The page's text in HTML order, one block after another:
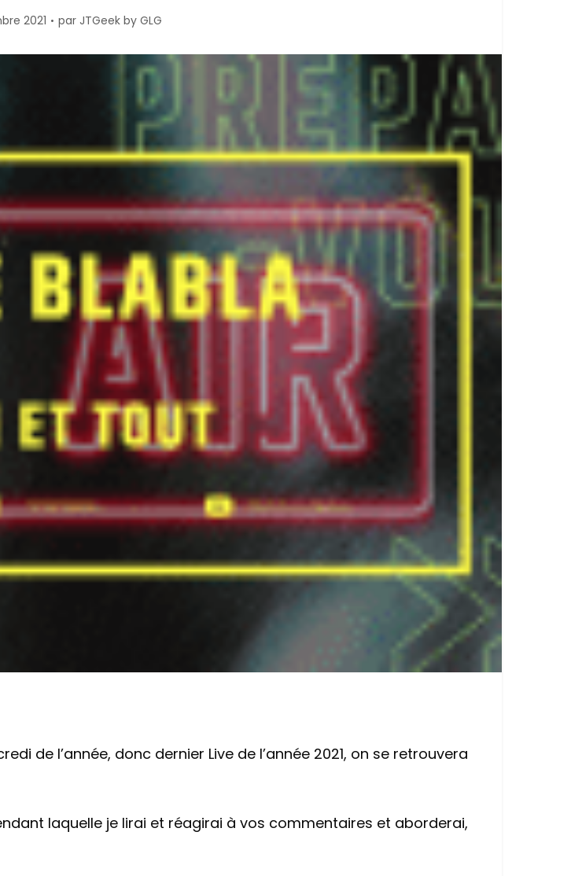
2021 par JTGeek by GLG
de l’année, donc dernier Live de l’année 2021, on se retrouvera
laquelle je lirai et réagirai à vos commentaires et aborderai,